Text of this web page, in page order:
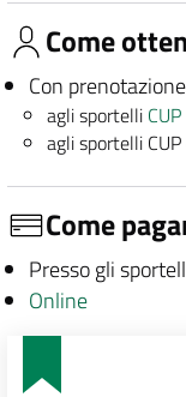
Come
Con prenotazione
agli sportelli CUP
agli sportelli
Come
Presso gli
Online